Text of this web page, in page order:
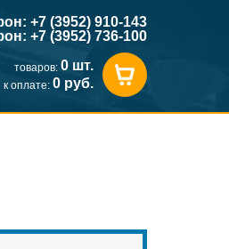
+7 (3952) 910-143
+7 (3952) 736-100
товаров: 0 шт.
к оплате: 0 руб.